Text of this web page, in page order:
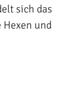
sich das
und